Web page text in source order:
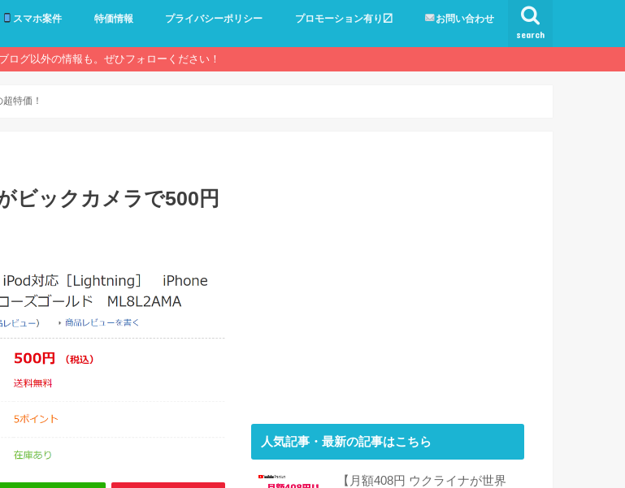
search
スマホ案件 特価情報 プライバシーポリシー プロモーション有り〼 お問い合わせ
ログ以外の情報も。ぜひフォローください！
特価！
ビックカメラで500円
人気記事・最新の記事はこちら
【月額408円 ウクライナが世界